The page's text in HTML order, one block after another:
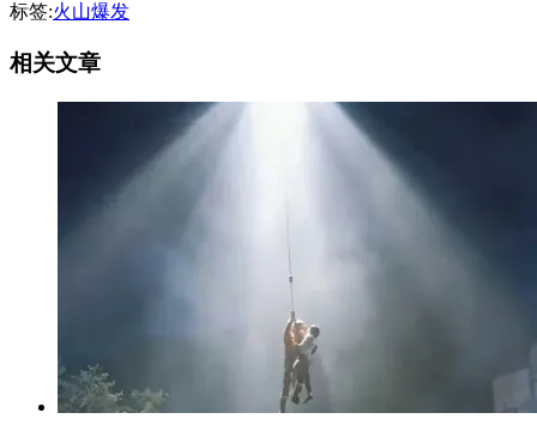
标签:火山爆发
相关文章